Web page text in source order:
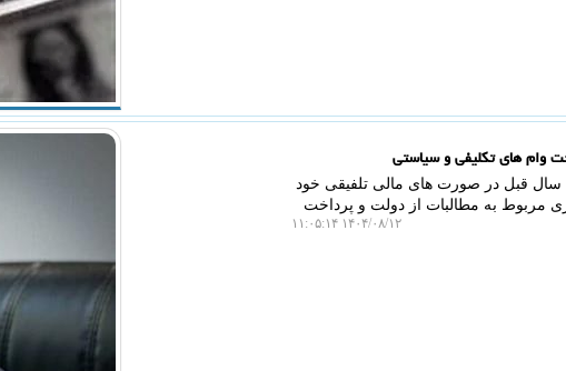
وام های تکلیفی و سیاستی
قبل در صورت های مالی تلفیقی خود
مربوط به مطالبات از دولت و پرداخت
۱۴۰۴/۰۸/۱۲ ۱۱:۰۵:۱۴